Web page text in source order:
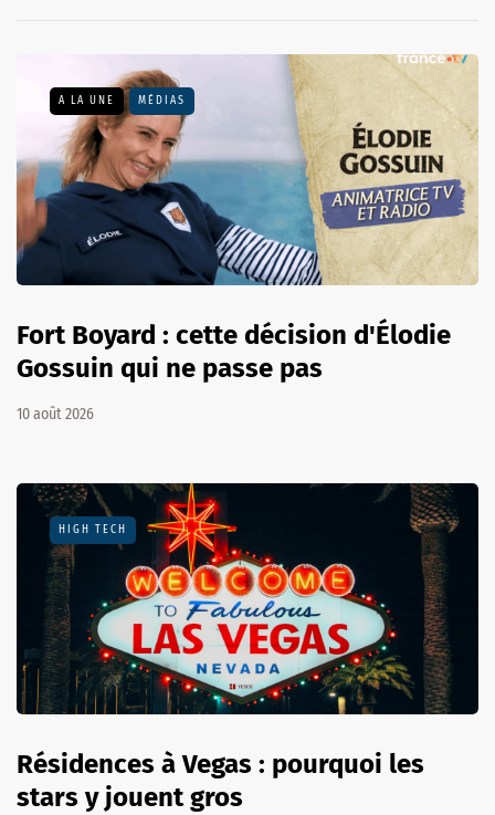
A LA UNE MÉDIAS
Fort Boyard : cette décision d'Élodie
Gossuin qui ne passe pas
10 août 2026
HIGH TECH
Résidences à Vegas : pourquoi les
stars y jouent gros